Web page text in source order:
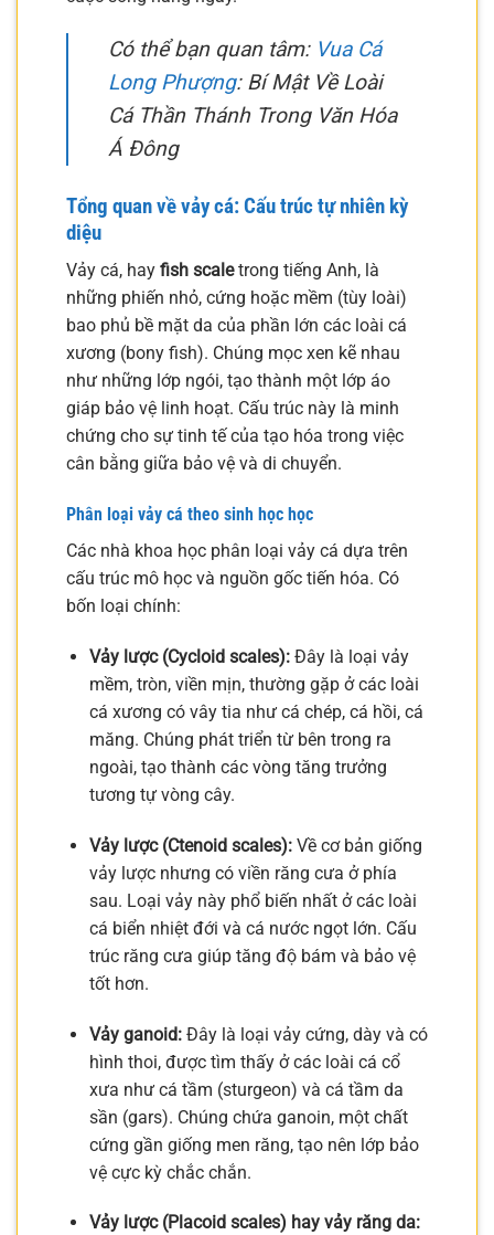
Có thể bạn quan tâm: Vua Cá
Long Phượng: Bí Mật Về Loài
Cá Thần Thánh Trong Văn Hóa
Á Đông
Tổng quan về vảy cá: Cấu trúc tự nhiên kỳ
diệu
Vảy cá, hay fish scaletrong tiếng Anh, là
những phiến nhỏ, cứng hoặc mềm (tùy loài)
bao phủ bề mặt da của phần lớn các loài cá
xương (bony fish). Chúng mọc xen kẽ nhau
như những lớp ngói, tạo thành một lớp áo
giáp bảo vệ linh hoạt. Cấu trúc này là minh
chứng cho sự tinh tế của tạo hóa trong việc
cân bằng giữa bảo vệ và di chuyển.
Phân loại vảy cá theo sinh học học
Các nhà khoa học phân loại vảy cá dựa trên
cấu trúc mô học và nguồn gốc tiến hóa. Có
bốn loại chính:
Vảy lược (Cycloid scales):Đây là loại vảy
mềm, tròn, viền mịn, thường gặp ở các loài
cá xương có vây tia như cá chép, cá hồi, cá
măng. Chúng phát triển từ bên trong ra
ngoài, tạo thành các vòng tăng trưởng
tương tự vòng cây.
Vảy lược (Ctenoid scales):Về cơ bản giống
vảy lược nhưng có viền răng cưa ở phía
sau. Loại vảy này phổ biến nhất ở các loài
cá biển nhiệt đới và cá nước ngọt lớn. Cấu
trúc răng cưa giúp tăng độ bám và bảo vệ
tốt hơn.
Vảy ganoid:Đây là loại vảy cứng, dày và có
hình thoi, được tìm thấy ở các loài cá cổ
xưa như cá tầm (sturgeon) và cá tầm da
sần (gars). Chúng chứa ganoin, một chất
cứng gần giống men răng, tạo nên lớp bảo
vệ cực kỳ chắc chắn.
Vảy lược (Placoid scales) hay vảy răng da: